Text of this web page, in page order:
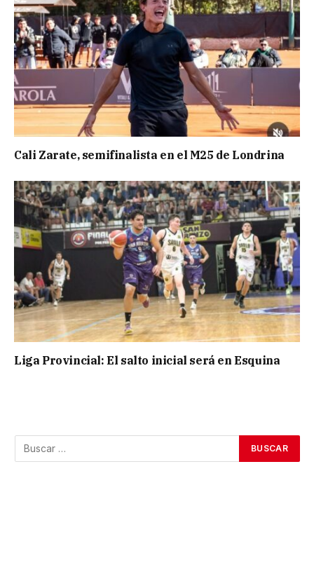
Cali Zarate, semifinalista en el M25 de Londrina
Liga Provincial: El salto inicial será en Esquina